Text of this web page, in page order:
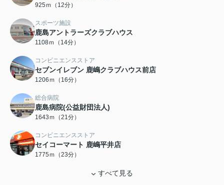
925ｍ（12分）
スポーツ施設
鹿島アントラーズクラブハウス
1108ｍ（14分）
コンビニエンスストア
セブンイレブン 鹿嶋クラブハウス前店
1206ｍ（16分）
総合病院
鹿島病院(公益財団法人)
1643ｍ（21分）
コンビニエンスストア
セイコーマート 鹿嶋平井店
1775ｍ（23分）
すべて見る